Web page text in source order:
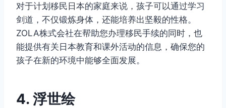
对于计划移民日本的家庭来说，孩子可以通过学习
剑道，不仅锻炼身体，还能培养出坚毅的性格。
ZOLA株式会社在帮助您办理移民手续的同时，也
能提供有关日本教育和课外活动的信息，确保您的
孩子在新的环境中能够全面发展。
4. 浮世绘